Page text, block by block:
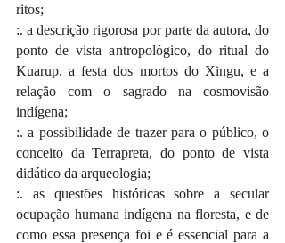
ritos;
:. a descrição rigorosa por parte da autora, do
ponto de vista antropológico, do ritual do
Kuarup, a festa dos mortos do Xingu, e a
relação com o sagrado na cosmovisão
indígena;
:. a possibilidade de trazer para o público, o
conceito da Terrapreta, do ponto de vista
didático da arqueologia;
:. as questões históricas sobre a secular
ocupação humana indígena na floresta, e de
como essa presença foi e é essencial para a